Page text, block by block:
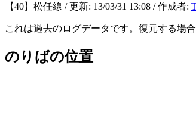
【40】松任線 / 更新: 13/03/31 13:08 / 作成者:
これは過去のログデータです。復元する場
のりばの位置